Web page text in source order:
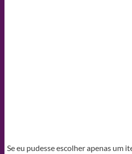
Se eu pudesse escolher apenas um